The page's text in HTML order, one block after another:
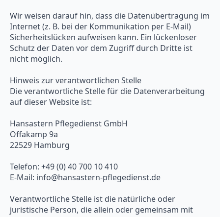
Wir weisen darauf hin, dass die Datenübertragung im
Internet (z. B. bei der Kommunikation per E-Mail)
Sicherheitslücken aufweisen kann. Ein lückenloser
Schutz der Daten vor dem Zugriff durch Dritte ist
nicht möglich.
Hinweis zur verantwortlichen Stelle
Die verantwortliche Stelle für die Datenverarbeitung
auf dieser Website ist:
Hansastern Pflegedienst GmbH
Offakamp 9a
22529 Hamburg
Telefon: +49 (0) 40 700 10 410
E-Mail: info@hansastern-pflegedienst.de
Verantwortliche Stelle ist die natürliche oder
juristische Person, die allein oder gemeinsam mit